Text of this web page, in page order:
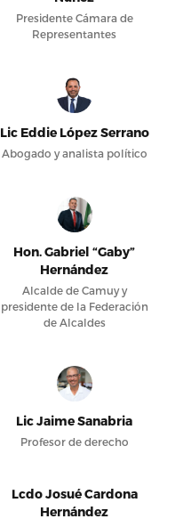
Presidente Cámara de
Representantes
Lic Eddie López Serrano
Abogado y analista político
Hon. Gabriel “Gaby”
Hernández
Alcalde de Camuy y
presidente de la Federación
de Alcaldes
Lic Jaime Sanabria
Profesor de derecho
Lcdo Josué Cardona
Hernández